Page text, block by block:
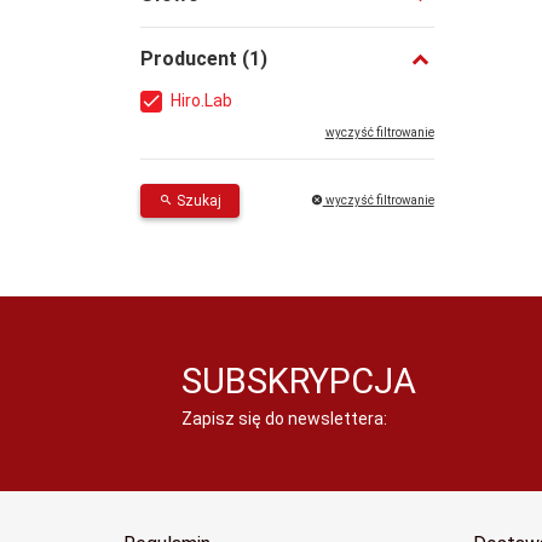
Producent
Hiro.Lab
wyczyść filtrowanie
Szukaj wyczyść filtrowanie
SUBSKRYPCJA
Zapisz się do newslettera: